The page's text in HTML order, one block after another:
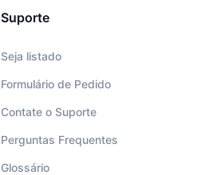
Suporte
Seja listado
Formulário de Pedido
Contate o Suporte
Perguntas Frequentes
Glossário